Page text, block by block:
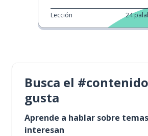
Lección 24
Busca el
gusta
Aprende a hablar sobre
interesan